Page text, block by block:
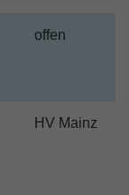
offen
HV Mainz